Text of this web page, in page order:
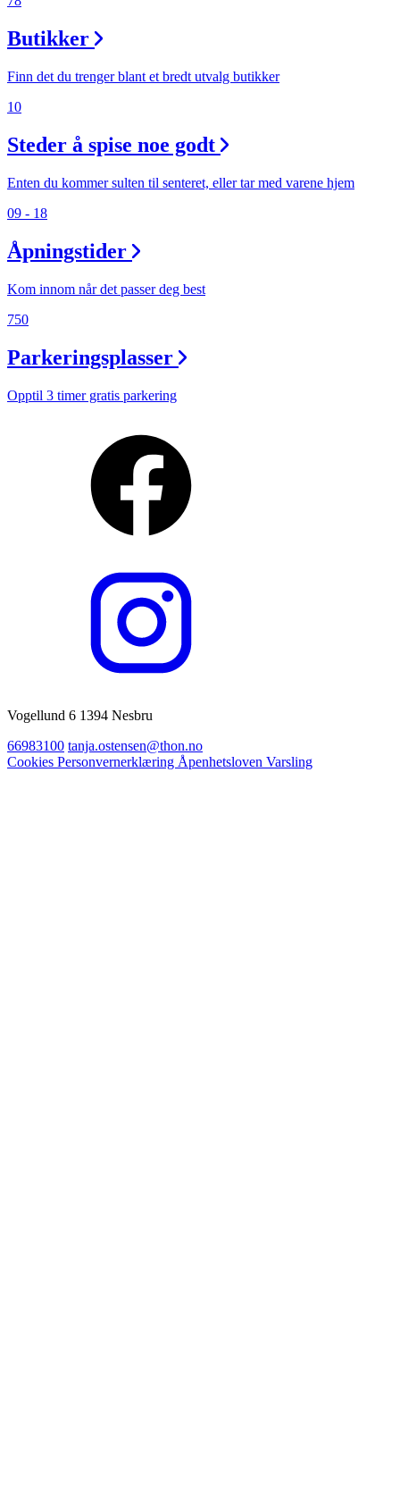
Butikker
Finn det du trenger blant et bredt utvalg butikker
10
Steder å spise noe godt
Enten du kommer sulten til senteret, eller tar med varene hjem
09 - 18
Åpningstider
Kom innom når det passer deg best
750
Parkeringsplasser
Opptil 3 timer gratis parkering
Vogellund 6 1394 Nesbru
66983100 tanja.ostensen@thon.no
Cookies Personvernerklæring Åpenhetsloven Varsling